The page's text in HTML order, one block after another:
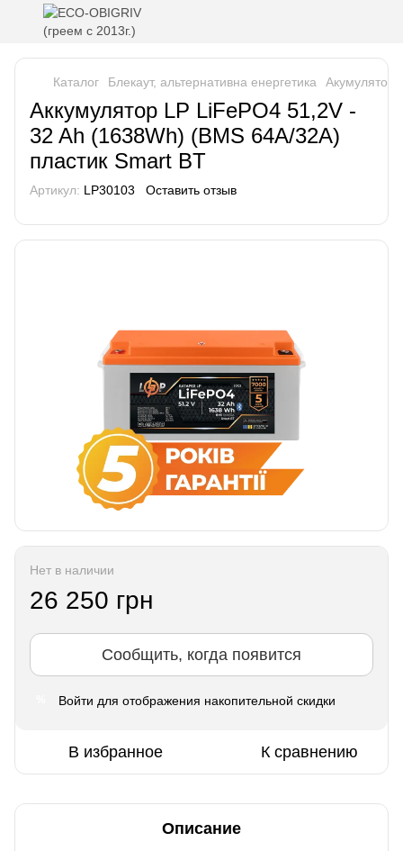
Каталог Блекаут, альтернативна енергетика Акумулятори
Аккумулятор LP LiFePO4 51,2V -
32 Ah (1638Wh) (BMS 64A/32А)
пластик Smart BT
Артикул: LP30103 Оставить отзыв
Нет в наличии
26 250 грн
Сообщить, когда появится
Войти для отображения накопительной скидки
В избранное К сравнению
Описание